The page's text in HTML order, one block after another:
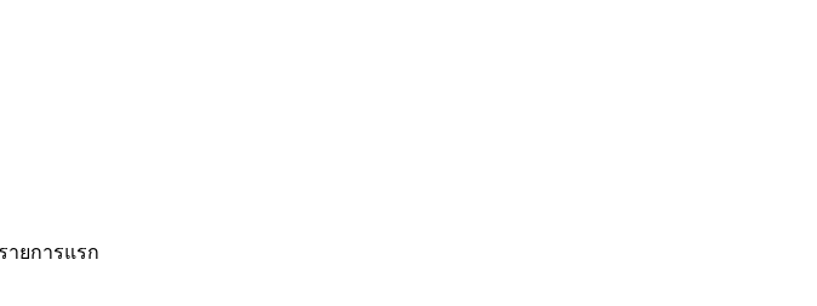
ายการแรก